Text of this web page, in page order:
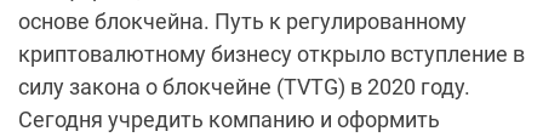
основе блокчейна. Путь к регулированному
криптовалютному бизнесу открыло вступление в
силу закона о блокчейне (TVTG) в 2020 году.
Сегодня учредить компанию и оформить